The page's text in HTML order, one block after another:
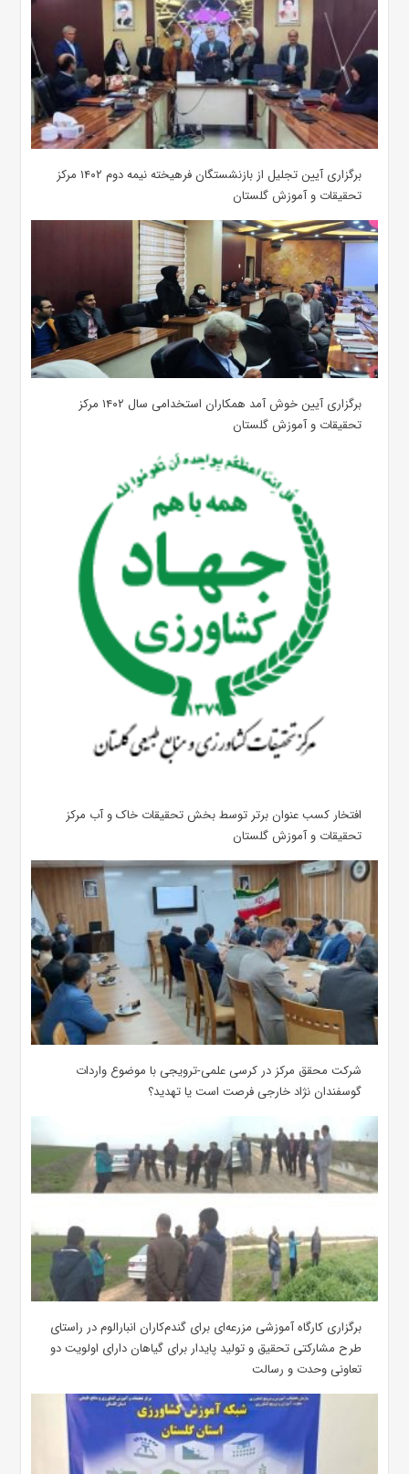
برگزاری آیین تجلیل از بازنشستگان فرهیخته نیمه دوم ۱۴۰۲ مرکز
تحقیقات و آموزش گلستان
برگزاری آیین خوش آمد همکاران استخدامی سال ۱۴۰۲ مرکز
تحقیقات و آموزش گلستان
افتخار کسب عنوان برتر توسط بخش تحقیقات خاک و آب مرکز
تحقیقات و آموزش گلستان
شرکت محقق مرکز در کرسی علمی-ترویجی با موضوع واردات
گوسفندان نژاد خارجی فرصت است یا تهدید؟
برگزاری کارگاه آموزشی مزرعه‌ای برای گندم‌کاران انبارالوم در راستای
طرح مشارکتی تحقیق و تولید پایدار برای گیاهان دارای اولویت دو
تعاونی وحدت و رسالت